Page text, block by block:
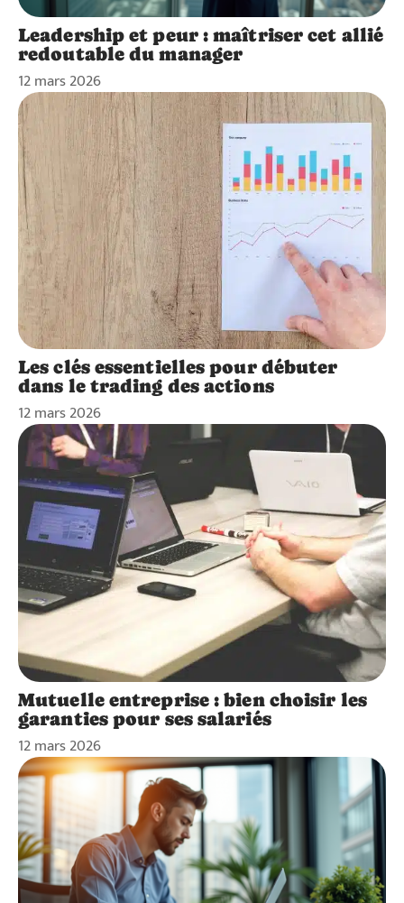
Leadership et peur : maîtriser cet allié
redoutable du manager
12 mars 2026
Les clés essentielles pour débuter
dans le trading des actions
12 mars 2026
Mutuelle entreprise : bien choisir les
garanties pour ses salariés
12 mars 2026